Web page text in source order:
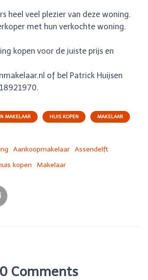
heel veel plezier van deze woning.
met hun verkochte woning.
kopen voor de juiste prijs en
of bel Patrick Huijsen
MAKELAAR HUIS KOPEN MAKELAAR
Aankoopmakelaar Assendelft
kopen Makelaar
0 Comments